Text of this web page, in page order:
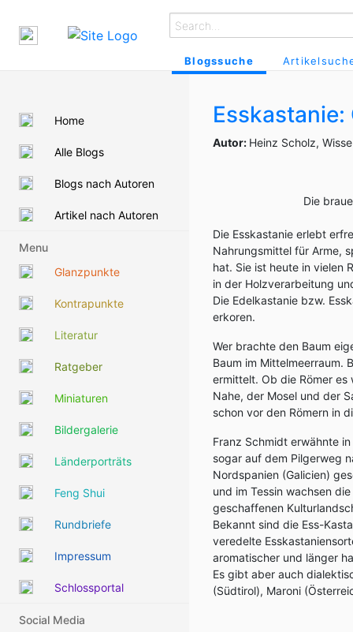
Blogssuche
Home
Alle Blogs
Blogs nach Autoren
Artikel nach Autoren
Menu
Glanzpunkte
Kontrapunkte
Literatur
Ratgeber
Miniaturen
Bildergalerie
Länderporträts
Feng Shui
Rundbriefe
Impressum
Schlossportal
Social Media
Autor: Heinz Scholz,
Die
Die Esskastanie erlebt
Nahrungsmittel für Arme,
hat. Sie ist heute in vielen
in der Holzverarbeitung
Die Edelkastanie bzw.
erkoren.
Wer brachte den Baum
Baum im Mittelmeerraum.
ermittelt. Ob die Römer
Nahe, der Mosel und der
schon vor den Römern in
Franz Schmidt erwähnte
sogar auf dem Pilgerweg
Nordspanien (Galicien)
und im Tessin wachsen
geschaffenen
Bekannt sind die Ess-
veredelte
aromatischer und länger
Es gibt aber auch
(Südtirol), Maroni